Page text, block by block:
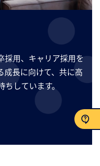
採用、キャリア採用を
成長に向けて、共に高
しています。
問い合わせ